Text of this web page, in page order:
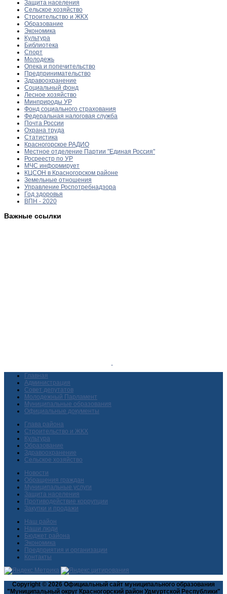
Защита населения
Сельское хозяйство
Строительство и ЖКХ
Образование
Экономика
Культура
Библиотека
Спорт
Молодежь
Опека и попечительство
Предпринимательство
Здравоохранение
Социальный фонд
Лесное хозяйство
Минприроды УР
Фонд социального страхования
Федеральная налоговая служба
Почта России
Охрана труда
Статистика
Красногорское РАДИО
Местное отделение Партии "Единая Россия"
Росреестр по УР
МЧС информирует
КЦСОН в Красногорском районе
Земельные отношения
Управление Роспотребнадзора
Год здоровья
ВПН - 2020
Важные ссылки
Главная
Администрация
Совет депутатов
Молодежный Парламент
Муниципальные образования
Официальные документы
Глава района
Строительство и ЖКХ
Культура
Образование
Здравоохранение
Сельское хозяйство
Новости
Обращения граждан
Муниципальные услуги
Защита населения
Противодействие коррупции
Закупки и продажи
Наш район
Наши люди
Бюджет района
Экономика
Предприятия и организации
Контакты
Copyright © 2026 Официальный сайт муниципального образования
"Муниципальный округ Красногорский район Удмуртской Республики"